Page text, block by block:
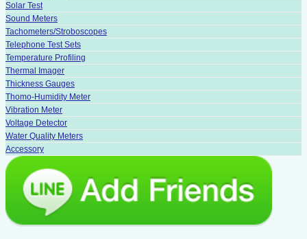
Solar Test
Sound Meters
Tachometers/Stroboscopes
Telephone Test Sets
Temperature Profiling
Thermal Imager
Thickness Gauges
Thomo-Humidity Meter
Vibration Meter
Voltage Detector
Water Quality Meters
Accessory